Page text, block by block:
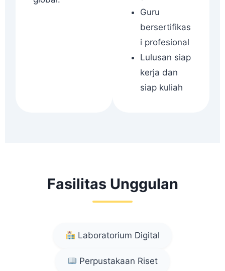
Guru
bersertifikas
i profesional
Lulusan siap
kerja dan
siap kuliah
Fasilitas Unggulan
Laboratorium Digital
Perpustakaan Riset